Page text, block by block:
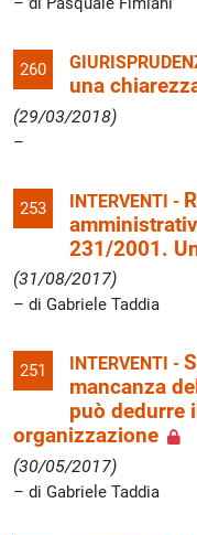
260
una
(29/03/2018)
253 INTERVENTI -
231/2001.
(31/08/2017)
di Gabriele Taddia
251 INTERVENTI -
mancanza
può dedurre
organizzazione
(30/05/2017)
di Gabriele Taddia